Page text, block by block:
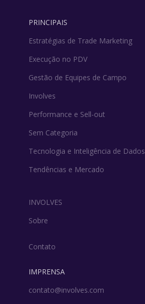
PRINCIPAIS
Estratégias de Trade Marketing
Execução no PDV
Gestão de Equipes de Campo
Involves
Performance e Sell-out
Sem Categoria
Tecnologia e Inteligência de Dados
Tendências e Mercado
INVOLVES
Sobre
Contato
IMPRENSA
contato@involves.com